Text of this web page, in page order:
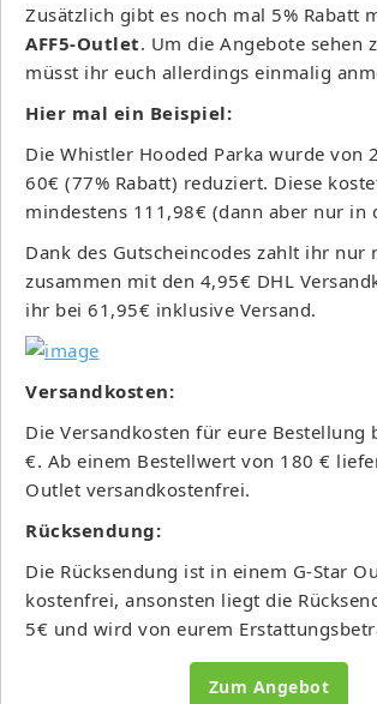
Zusätzlich gibt es noch mal 5% Rabatt
AFF5-Outlet. Um die Angebote sehen
müsst ihr euch allerdings einmalig
Hier mal ein Beispiel:
Die Whistler Hooded Parka wurde von
60€ (77% Rabatt) reduziert. Diese
mindestens 111,98€ (dann aber nur in
Dank des Gutscheincodes zahlt ihr nur
zusammen mit den 4,95€ DHL
ihr bei 61,95€ inklusive Versand.
Versandkosten:
Die Versandkosten für eure Bestellung
€. Ab einem Bestellwert von 180 €
Outlet versandkostenfrei.
Rücksendung:
Die Rücksendung ist in einem G-Star
kostenfrei, ansonsten liegt die
5€ und wird von eurem
Zum Angebot